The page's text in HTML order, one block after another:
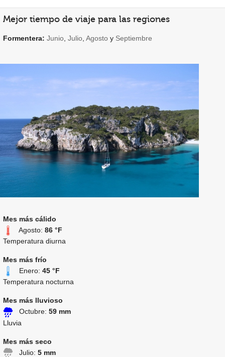
Mejor tiempo de viaje para las regiones
Formentera: Junio Julio Agosto y Septiembre
Mes más cálido
Agosto: 86 °F
Temperatura diurna
Mes más frío
Enero: 45 °F
Temperatura nocturna
Mes más lluvioso
Octubre: 59 mm
Lluvia
Mes más seco
Julio: 5 mm